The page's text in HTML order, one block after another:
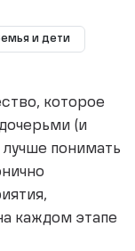
и дети
которое
(и
понимать
каждом этапе